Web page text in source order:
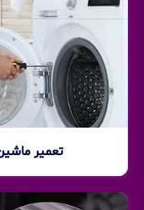
تعمیر